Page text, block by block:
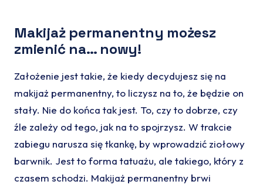
Makijaż permanentny możesz
zmienić na… nowy!
Założenie jest takie, że kiedy decydujesz się na
makijaż permanentny, to liczysz na to, że będzie on
stały. Nie do końca tak jest. To, czy to dobrze, czy
źle zależy od tego, jak na to spojrzysz. W trakcie
zabiegu narusza się tkankę, by wprowadzić ziołowy
barwnik. Jest to forma tatuażu, ale takiego, który z
czasem schodzi. Makijaż permanentny brwi